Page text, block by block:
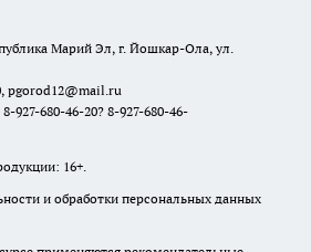
Марий Эл, г. Йошкар-Ола, ул.
pgorod12@mail.ru
927-680-46-20? 8-927-680-46-
16+.
и обработки персональных данных